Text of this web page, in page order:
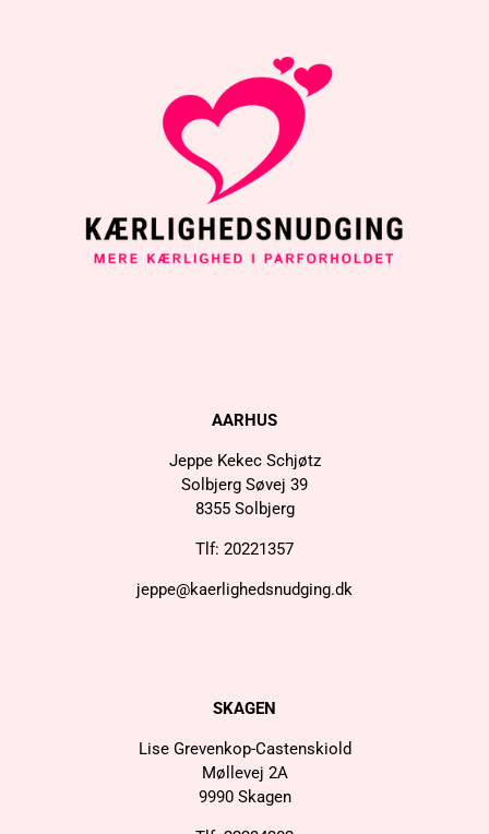
AARHUS
Jeppe Kekec Schjøtz
Solbjerg Søvej 39
8355 Solbjerg
Tlf: 20221357
jeppe@kaerlighedsnudging.dk
SKAGEN
Lise Grevenkop-Castenskiold
Møllevej 2A
9990 Skagen